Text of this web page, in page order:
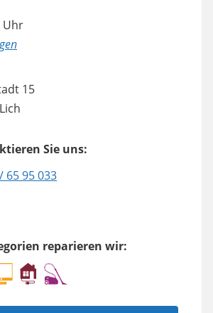
Uhr
15
Sie uns:
65 95 033
reparieren wir: